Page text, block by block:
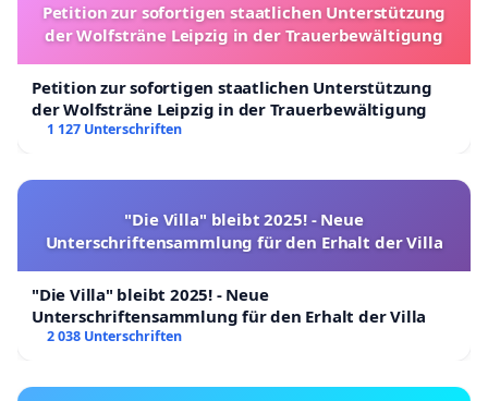
Petition zur sofortigen staatlichen Unterstützung
der Wolfsträne Leipzig in der Trauerbewältigung
Petition zur sofortigen staatlichen Unterstützung
der Wolfsträne Leipzig in der Trauerbewältigung
1 127 Unterschriften
"Die Villa" bleibt 2025! - Neue
Unterschriftensammlung für den Erhalt der Villa
"Die Villa" bleibt 2025! - Neue
Unterschriftensammlung für den Erhalt der Villa
2 038 Unterschriften